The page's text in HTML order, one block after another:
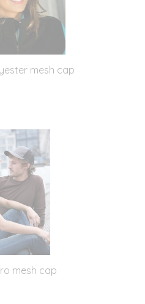
mesh cap
mesh cap